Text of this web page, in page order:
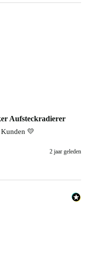
Aufsteckradierer
💛
2 jaar geleden